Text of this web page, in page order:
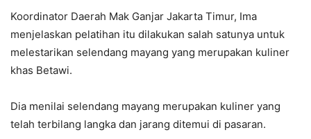
Koordinator Daerah Mak Ganjar Jakarta Timur, Ima
menjelaskan pelatihan itu dilakukan salah satunya untuk
melestarikan selendang mayang yang merupakan kuliner
khas Betawi.
Dia menilai selendang mayang merupakan kuliner yang
telah terbilang langka dan jarang ditemui di pasaran.